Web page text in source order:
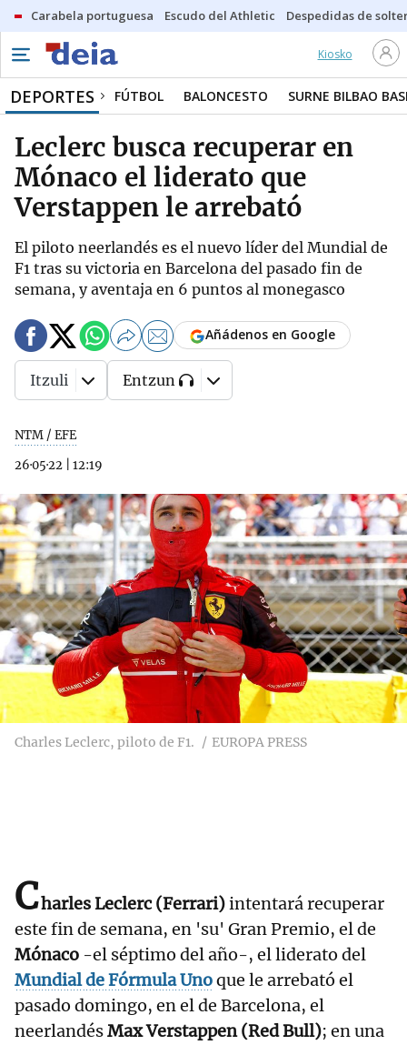
Carabela portuguesa Escudo del Athletic Despedidas de
Kiosko
DEPORTES FÚTBOL BALONCESTO SURNE BILBAO
Leclerc busca recuperar en
Mónaco el liderato que
Verstappen le arrebató
El piloto neerlandés es el nuevo líder del Mundial de
F1 tras su victoria en Barcelona del pasado fin de
semana, y aventaja en 6 puntos al monegasco
NTM / EFE
26·05·22
12:19
Añádenos en Google
Itzuli Entzun
Charles Leclerc, piloto de F1. EUROPA PRESS
Charles Leclerc (Ferrari)intentará recuperar
este fin de semana, en 'su' Gran Premio, el de
Mónaco -el séptimo del año-, el liderato del
Mundial de Fórmula Unoque le arrebató el
pasado domingo, en el de Barcelona, el
neerlandésMax Verstappen (Red Bull); en una